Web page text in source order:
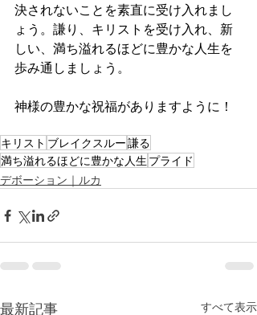
決されないことを素直に受け入れまし
ょう。謙り、キリストを受け入れ、新
しい、満ち溢れるほどに豊かな人生を
歩み通しましょう。
神様の豊かな祝福がありますように！
キリスト ブレイクスルー謙る
満ち溢れるほどに豊かな人生 プライド
デボーション｜ルカ
最新記事 すべて表示